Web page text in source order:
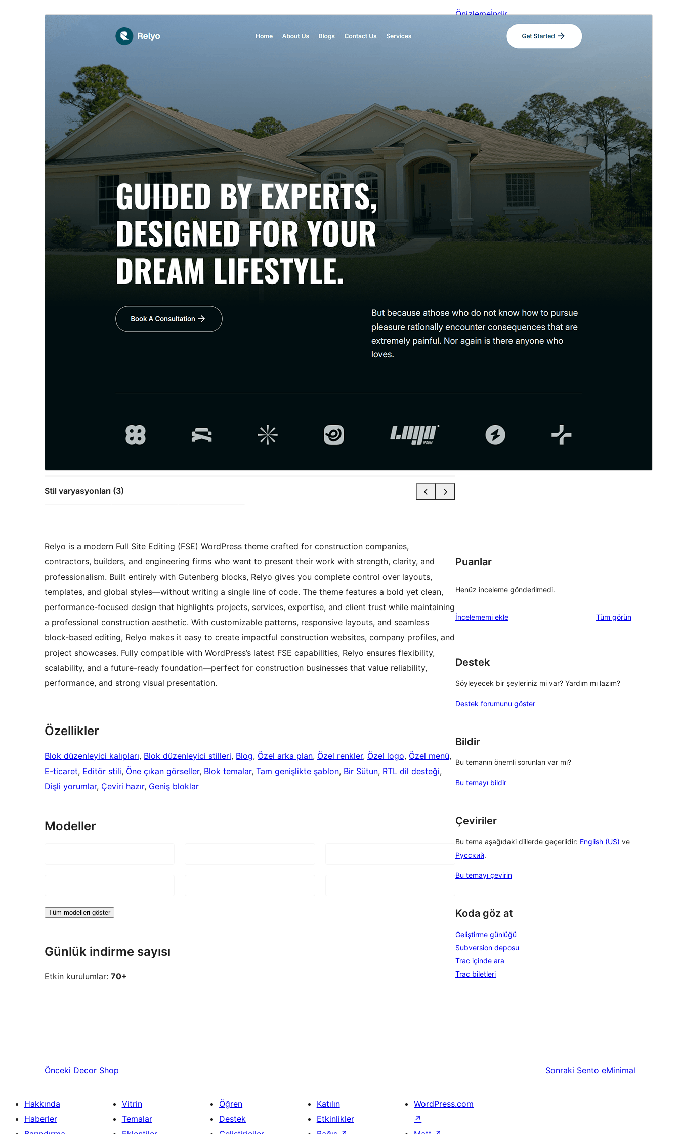
Stil varyasyonları (3)
Önizlemeİndir
Son güncellenme
Relyo is a modern Full Site Editing (FSE) WordPress theme crafted for construction companies,
contractors, builders, and engineering firms who want to present their work with strength, clarity, and
professionalism. Built entirely with Gutenberg blocks, Relyo gives you complete control over layouts,
templates, and global styles—without writing a single line of code. The theme features a bold yet clean,
performance-focused design that highlights projects, services, expertise, and client trust while maintaining
a professional construction aesthetic. With customizable patterns, responsive layouts, and seamless
block-based editing, Relyo makes it easy to create impactful construction websites, company profiles, and
project showcases. Fully compatible with WordPress’s latest FSE capabilities, Relyo ensures flexibility,
scalability, and a future-ready foundation—perfect for construction businesses that value reliability,
performance, and strong visual presentation.
Özellikler
Blok düzenleyici kalıpları, Blok düzenleyici stilleri, Blog, Özel arka plan, Özel renkler, Özel logo, Özel menü
E-ticaret, Editör stili, Öne çıkan görseller, Blok temalar, Tam genişlikte şablon, Bir Sütun, RTL dil desteği
Dişli yorumlar, Çeviri hazır, Geniş bloklar
Modeller
Tüm modelleri göster
Günlük indirme sayısı
Etkin kurulumlar: 70+
Puanlar
Henüz inceleme gönderilmedi.
İncelememi ekle Tüm değerlendirmeleri
görün
Destek
Söyleyecek bir şeyleriniz mi var? Yardım mı lazım?
Destek forumunu göster
Bildir
Bu temanın önemli sorunları var mı?
Bu temayı bildir
Çeviriler
Bu tema aşağıdaki dillerde geçerlidir: English (US) ve
Русский.
Bu temayı çevirin
Koda göz at
Geliştirme günlüğü
Subversion deposu
Trac içinde ara
Trac biletleri
Önceki Decor Shop Sonraki Sento eMinimal
Hakkında
Haberler
Vitrin
Temalar
Öğren
Destek
Katılın
Etkinlikler
WordPress.com
↗